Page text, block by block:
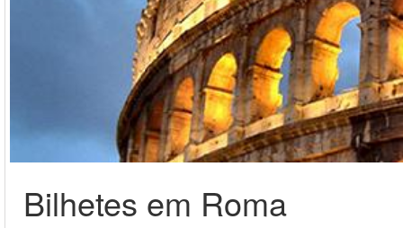
Bilhetes em Roma